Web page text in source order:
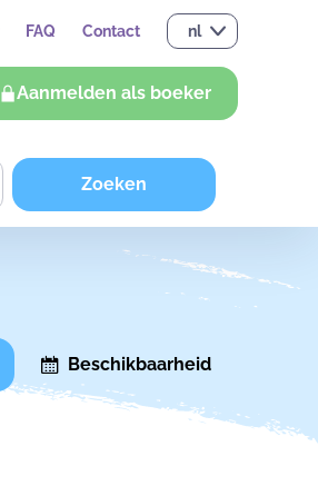
FAQ Contact nl
Aanmelden als boeker
Zoeken
Beschikbaarheid